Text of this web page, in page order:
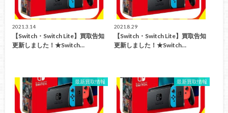
2021.3.14
【Switch・Switch Lite】買取告知
更新しました！★Switch…
2021.8.29
【Switch・Switch Lite】買取告知
更新しました！★Switch…
最新買取情報 最新買取情報